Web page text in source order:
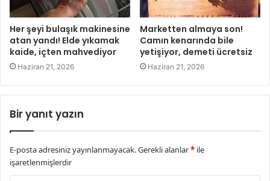
Her şeyi bulaşık makinesine
atan yandı! Elde yıkamak
kaide, içten mahvediyor
Haziran 21, 2026
Marketten almaya son!
Camın kenarında bile
yetişiyor, demeti ücretsiz
Haziran 21, 2026
Bir yanıt yazın
E-posta adresiniz yayınlanmayacak.Gerekli alanlar* ile
işaretlenmişlerdir